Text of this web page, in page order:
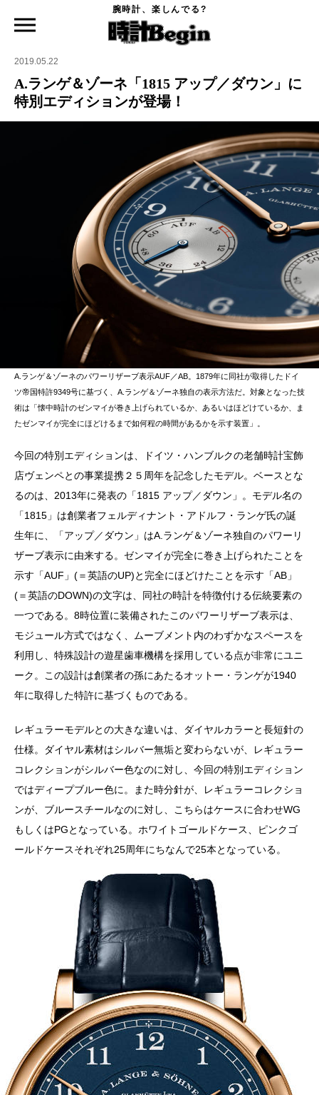
腕時計、楽しんでる?
A.ランゲ＆ゾーネ「1815 アップ／ダウン」に特別エディションが登場！
2019.05.22
A.ランゲ＆ゾーネ「1815 アップ／ダウン」に
特別エディションが登場！
A.ランゲ＆ゾーネのパワーリザーブ表示AUF／AB。1879年に同社が取得したドイ
ツ帝国特許9349号に基づく、A.ランゲ＆ゾーネ独自の表示方法だ。対象となった技
術は「懐中時計のゼンマイが巻き上げられているか、あるいはほどけているか、ま
たゼンマイが完全にほどけるまで如何程の時間があるかを示す装置」。
今回の特別エディションは、ドイツ・ハンブルクの老舗時計宝飾
店ヴェンペとの事業提携２５周年を記念したモデル。ベースとな
るのは、2013年に発表の「1815 アップ／ダウン」。モデル名の
「1815」は創業者フェルディナント・アドルフ・ランゲ氏の誕
生年に、「アップ／ダウン」はA.ランゲ＆ゾーネ独自のパワーリ
ザーブ表示に由来する。ゼンマイが完全に巻き上げられたことを
示す「AUF」(＝英語のUP)と完全にほどけたことを示す「AB」
(＝英語のDOWN)の文字は、同社の時計を特徴付ける伝統要素の
一つである。8時位置に装備されたこのパワーリザーブ表示は、
モジュール方式ではなく、ムーブメント内のわずかなスペースを
利用し、特殊設計の遊星歯車機構を採用している点が非常にユニ
ーク。この設計は創業者の孫にあたるオットー・ランゲが1940
年に取得した特許に基づくものである。
レギュラーモデルとの大きな違いは、ダイヤルカラーと長短針の
仕様。ダイヤル素材はシルバー無垢と変わらないが、レギュラー
コレクションがシルバー色なのに対し、今回の特別エディション
ではディープブルー色に。また時分針が、レギュラーコレクショ
ンが、ブルースチールなのに対し、こちらはケースに合わせWG
もしくはPGとなっている。ホワイトゴールドケース、ピンクゴ
ールドケースそれぞれ25周年にちなんで25本となっている。